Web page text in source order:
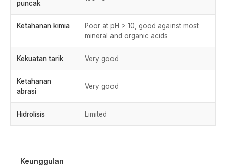
puncak
Ketahanan kimia
Poor at pH > 10, good against most
mineral and organic acids
Kekuatan tarik Very good
Ketahanan
abrasi
Very good
Hidrolisis Limited
Keunggulan